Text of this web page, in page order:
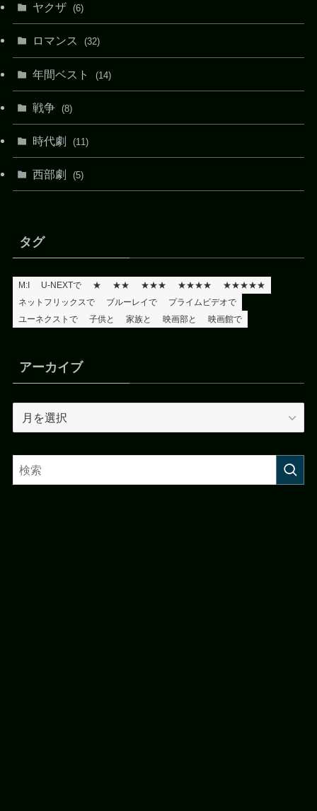
ヤクザ (6)
ロマンス (32)
年間ベスト (14)
戦争 (8)
時代劇 (11)
西部劇 (5)
タグ
M:I U-NEXTで ★ ★★ ★★★ ★★★★
★★★★★
ネットフリックスで
ブルーレイで
プライムビデオで
ユーネクストで
子供と 家族と 映画部と 映画館で
アーカイブ
イ